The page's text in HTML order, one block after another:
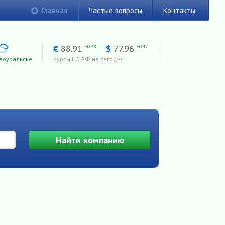
Главная Частые вопросы Контакты
€ 88.91 +0.38 $ 77.96 +0.47
Курсы ЦБ РФ на сегодня
Найтикомпанию